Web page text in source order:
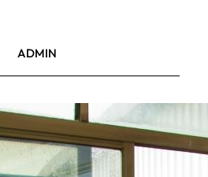
ADMIN